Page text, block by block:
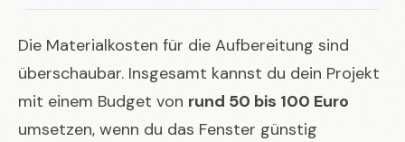
Die Materialkosten für die Aufbereitung sind
überschaubar. Insgesamt kannst du dein Projekt
mit einem Budget von rund 50 bis 100 Euro
umsetzen, wenn du das Fenster günstig